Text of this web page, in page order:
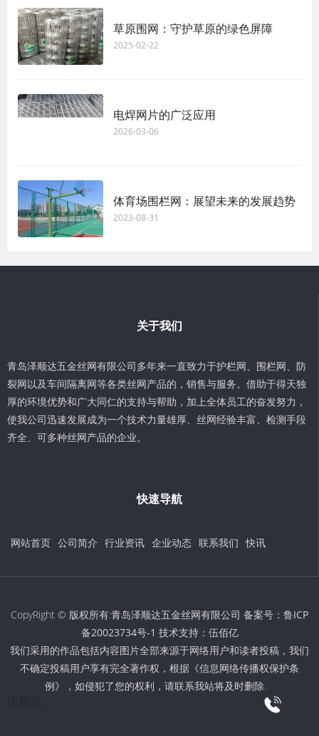
草原围网：守护草原的绿色屏障
2025-02-22
电焊网片的广泛应用
2026-03-06
体育场围栏网：展望未来的发展趋势
2023-08-31
关于我们
青岛泽顺达五金丝网有限公司多年来一直致力于护栏网、围栏网、防
裂网以及车间隔离网等各类丝网产品的，销售与服务。借助于得天独
厚的环境优势和广大同仁的支持与帮助，加上全体员工的奋发努力，
使我公司迅速发展成为一个技术力量雄厚、丝网经验丰富、检测手段
齐全、可多种丝网产品的企业。
快速导航
网站首页 公司简介 行业资讯 企业动态 联系我们 快讯
CopyRight © 版权所有:青岛泽顺达五金丝网有限公司 备案号： 鲁ICP
备20023734号-1 技术支持： 伍佰亿
我们采用的作品包括内容图片全部来源于网络用户和读者投稿，我们
不确定投稿用户享有完全著作权，根据《信息网络传播权保护条
例》，如侵犯了您的权利，请联系我站将及时删除。